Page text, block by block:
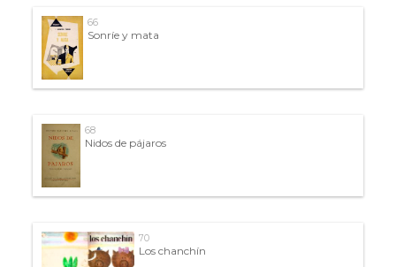
66
Sonríe y mata
68
Nidos de pájaros
70
Los chanchín